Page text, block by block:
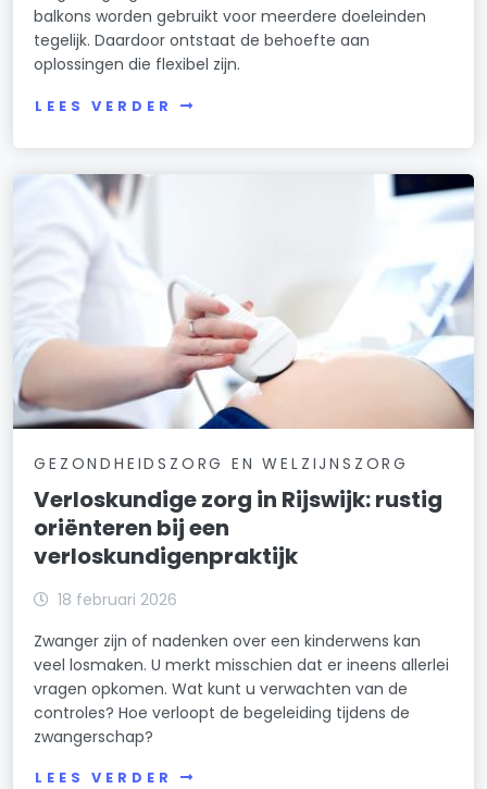
balkons worden gebruikt voor meerdere doeleinden
tegelijk. Daardoor ontstaat de behoefte aan
oplossingen die flexibel zijn.
LEES VERDER
GEZONDHEIDSZORG EN WELZIJNSZORG
Verloskundige zorg in Rijswijk: rustig
oriënteren bij een
verloskundigenpraktijk
18 februari 2026
Zwanger zijn of nadenken over een kinderwens kan
veel losmaken. U merkt misschien dat er ineens allerlei
vragen opkomen. Wat kunt u verwachten van de
controles? Hoe verloopt de begeleiding tijdens de
zwangerschap?
LEES VERDER